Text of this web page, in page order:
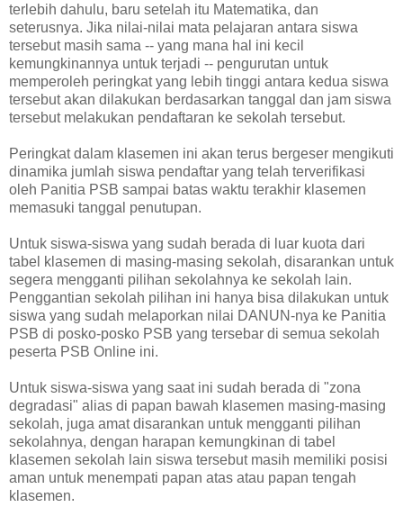
terlebih dahulu, baru setelah itu Matematika, dan
seterusnya. Jika nilai-nilai mata pelajaran antara siswa
tersebut masih sama -- yang mana hal ini kecil
kemungkinannya untuk terjadi -- pengurutan untuk
memperoleh peringkat yang lebih tinggi antara kedua siswa
tersebut akan dilakukan berdasarkan tanggal dan jam siswa
tersebut melakukan pendaftaran ke sekolah tersebut.
Peringkat dalam klasemen ini akan terus bergeser mengikuti
dinamika jumlah siswa pendaftar yang telah terverifikasi
oleh Panitia PSB sampai batas waktu terakhir klasemen
memasuki tanggal penutupan.
Untuk siswa-siswa yang sudah berada di luar kuota dari
tabel klasemen di masing-masing sekolah, disarankan untuk
segera mengganti pilihan sekolahnya ke sekolah lain.
Penggantian sekolah pilihan ini hanya bisa dilakukan untuk
siswa yang sudah melaporkan nilai DANUN-nya ke Panitia
PSB di posko-posko PSB yang tersebar di semua sekolah
peserta PSB Online ini.
Untuk siswa-siswa yang saat ini sudah berada di "zona
degradasi" alias di papan bawah klasemen masing-masing
sekolah, juga amat disarankan untuk mengganti pilihan
sekolahnya, dengan harapan kemungkinan di tabel
klasemen sekolah lain siswa tersebut masih memiliki posisi
aman untuk menempati papan atas atau papan tengah
klasemen.